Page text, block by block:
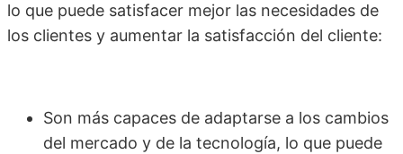
lo que puede satisfacer mejor las necesidades de
los clientes y aumentar la satisfacción del cliente:
Son más capaces de adaptarse a los cambios
del mercado y de la tecnología, lo que puede